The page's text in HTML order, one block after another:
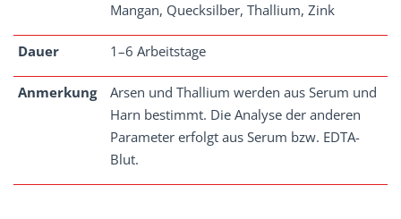
Mangan, Quecksilber, Thallium, Zink
Dauer 1–6 Arbeitstage
Anmerkung
Arsen und Thallium werden aus Serum und
Harn bestimmt. Die Analyse der anderen
Parameter erfolgt aus Serum bzw. EDTA-
Blut.